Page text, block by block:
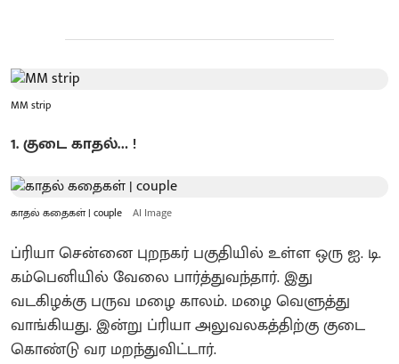
MM strip
1. குடை காதல்… !
காதல் கதைகள் | couple AI Image
ப்ரியா சென்னை புறநகர் பகுதியில் உள்ள ஒரு ஐ. டி.
கம்பெனியில் வேலை பார்த்துவந்தார். இது
வடகிழக்கு பருவ மழை காலம். மழை வெளுத்து
வாங்கியது. இன்று ப்ரியா அலுவலகத்திற்கு குடை
கொண்டு வர மறந்துவிட்டார்.